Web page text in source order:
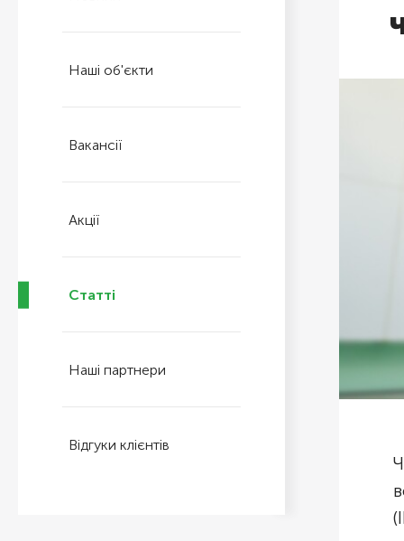
Наші об'єкти
Вакансії
Акції
Статті
Наші партнери
Відгуки клієнтів